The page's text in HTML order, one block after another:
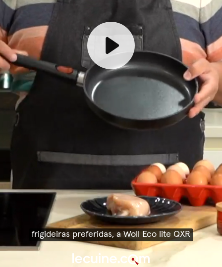
frigideiras preferidas, a Woll Eco lite QXR